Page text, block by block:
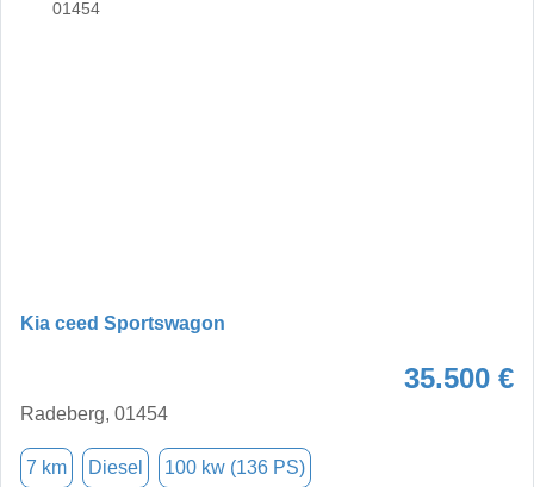
Kia ceed Sportswagon
35.500 €
Radeberg, 01454
7 km Diesel 100 kw (136 PS)